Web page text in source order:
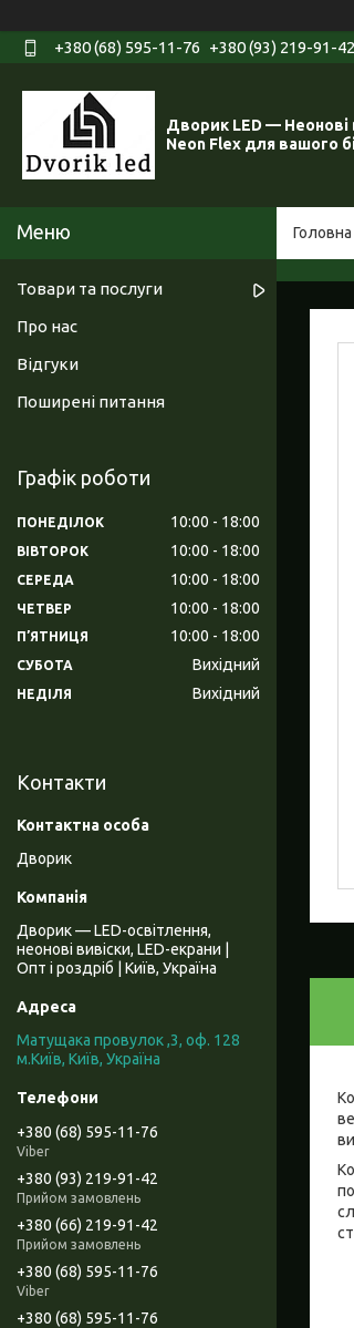
+380 (68) 595-11-76 +380 (93) 219-91-42
Дворик LED — Неонові
Neon Flex для вашого
Головна
Товари та послуги
Про нас
Відгуки
Поширені питання
Графік роботи
ПОНЕДІЛОК 10:00 18:00
ВІВТОРОК 10:00 18:00
СЕРЕДА 10:00 18:00
ЧЕТВЕР 10:00 18:00
ПʼЯТНИЦЯ 10:00 18:00
СУБОТА Вихідний
НЕДІЛЯ Вихідний
Контакти
Дворик
Дворик — LED-освітлення,
неонові вивіски, LED-екрани |
Опт і роздріб | Київ, Україна
Матущака провулок ,3, оф. 128
м.Київ, Київ, Україна
+380 (68) 595-11-76
Viber
+380 (93) 219-91-42
Прийом замовлень
+380 (66) 219-91-42
Прийом замовлень
+380 (68) 595-11-76
Viber
+380 (68) 595-11-76